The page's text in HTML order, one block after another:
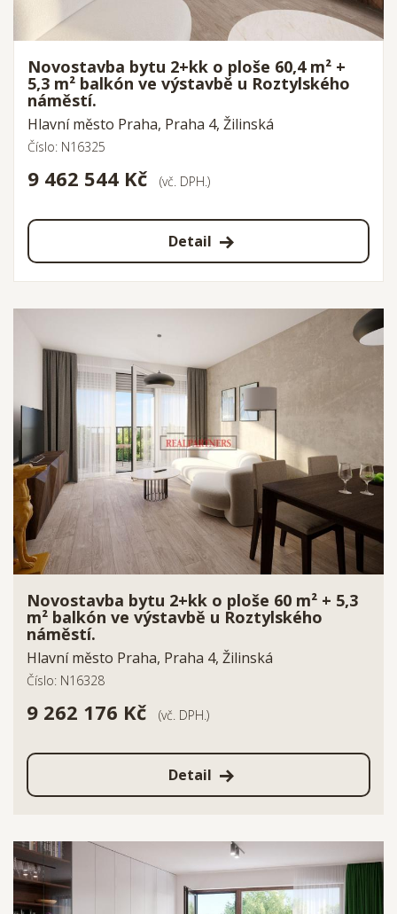
Novostavba bytu 2+kk o ploše 60,4 m² +
5,3 m² balkón ve výstavbě u Roztylského
náměstí.
Hlavní město Praha, Praha 4, Žilinská
Číslo: N16325
9 462 544 Kč (vč. DPH.)
Detail
Novostavba bytu 2+kk o ploše 60 m² + 5,3
m² balkón ve výstavbě u Roztylského
náměstí.
Hlavní město Praha, Praha 4, Žilinská
Číslo: N16328
9 262 176 Kč (vč. DPH.)
Detail